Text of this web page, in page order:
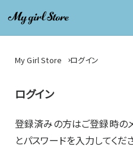
My Girl Store ログイン
ログイン
登録済みの方はご登録時の
とパスワードを入力してくだ